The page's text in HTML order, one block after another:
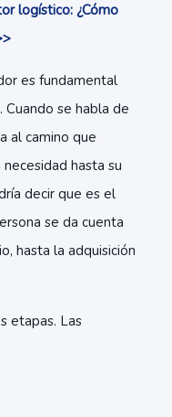
logístico: ¿Cómo
es fundamental
se habla de
al camino que
hasta su
decir que es el
se da cuenta
hasta la adquisición
etapas. Las